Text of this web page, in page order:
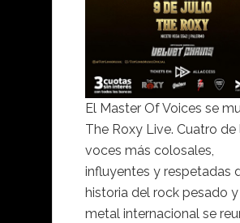
El Master Of Voices se
The Roxy Live. Cuatro de
voces más colosales,
influyentes y respetadas
historia del rock pesado
metal internacional se